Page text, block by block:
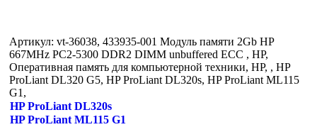
Артикул: vt-36038, 433935-001 Модуль памяти 2Gb HP
667MHz PC2-5300 DDR2 DIMM unbuffered ECC , HP,
Оперативная память для компьютерной техники, HP, , HP
ProLiant DL320 G5, HP ProLiant DL320s, HP ProLiant ML115
G1,
HP ProLiant DL320s
HP ProLiant ML115 G1